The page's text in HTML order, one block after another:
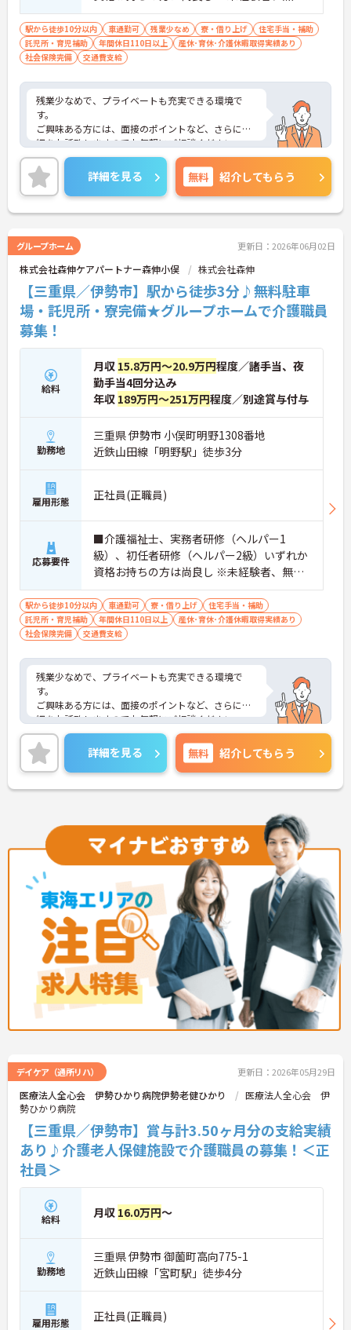
格者応相談
駅から徒歩10分以内 車通勤可 残業少なめ 寮・借り上げ
住宅手当・補助
託児所・育児補助
年間休日110日以上
産休･育休･介護休暇取得実績あり
社会保険完備
交通費支給
残業少なめで、プライベートも充実できる環境で
す。
ご興味ある方には、面接のポイントなど、さらに詳
細をお話致しますのでお気軽にご相談ください
詳細を見る 無料 紹介してもらう
グループホーム 更新日：2026年06月02日
株式会社森伸ケアパートナー森伸小俣 株式会社森伸
【三重県／伊勢市】駅から徒歩3分♪無料駐車
場・託児所・寮完備★グループホームで介護職員
募集！
給料
月収 15.8万円～20.9万円程度／諸手当、夜
勤手当4回分込み
年収 189万円～251万円程度／別途賞与付与
勤務地
三重県 伊勢市 小俣町明野1308番地
近鉄山田線「明野駅」徒歩3分
雇用形態 正社員(正職員)
応募要件
■介護福祉士、実務者研修（ヘルパー1
級）、初任者研修（ヘルパー2級）いずれか
資格お持ちの方は尚良し ※未経験者、無資
格者応相談
駅から徒歩10分以内 車通勤可 寮・借り上げ
住宅手当・補助
託児所・育児補助
年間休日110日以上
産休･育休･介護休暇取得実績あり
社会保険完備
交通費支給
残業少なめで、プライベートも充実できる環境で
す。
ご興味ある方には、面接のポイントなど、さらに詳
細をお話致しますのでお気軽にご相談ください
詳細を見る 無料 紹介してもらう
デイケア（通所リハ） 更新日：2026年05月29日
医療法人全心会 伊勢ひかり病院伊勢老健ひかり
医療法人全心会 伊
勢ひかり病院
【三重県／伊勢市】賞与計3.50ヶ月分の支給実績
あり♪介護老人保健施設で介護職員の募集！＜正
社員＞
給料 月収 16.0万円～
勤務地
三重県 伊勢市 御薗町高向775-1
近鉄山田線「宮町駅」徒歩4分
雇用形態 正社員(正職員)